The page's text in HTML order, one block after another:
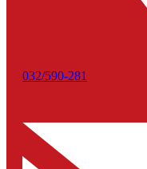
032/590-281